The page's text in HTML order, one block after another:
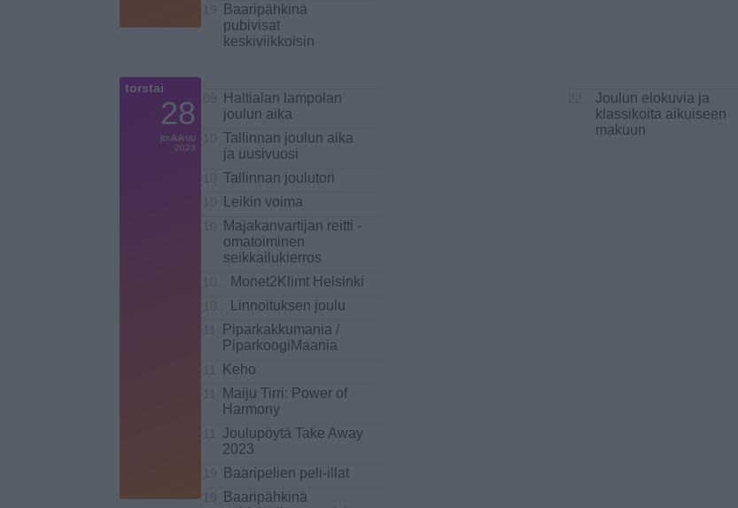
Baaripähkinä
pubivisat
keskiviikkoisin
torstai
28
joulukuu
2023
Haltialan lampolan
joulun aika
Tallinnan joulun aika
ja uusivuosi
Tallinnan joulutori
Leikin voima
Majakanvartijan reitti -
omatoiminen
seikkailukierros
Monet2Klimt Helsinki
Linnoituksen joulu
Piparkakkumania /
PiparkoogiMaania
Keho
Maiju Tirri: Power of
Harmony
Joulupöytä Take Away
2023
Baaripelien peli-illat
Baaripähkinä
Joulun elokuvia ja
klassikoita aikuiseen
makuun